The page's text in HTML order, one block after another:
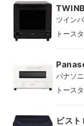
ツイン
トース
パナソ
トース
ビス